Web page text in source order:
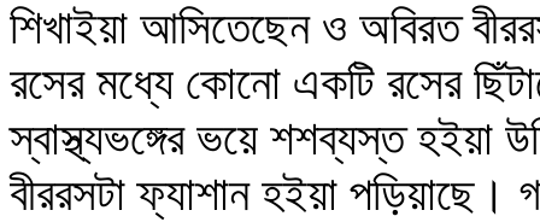
শিখাইয়া আসিতেছেন ও অবিরত
রসের মধ্যে কোনো একটি রসের
স্বাস্থ্যভঙ্গের ভয়ে শশব্যস্ত হইয়া
বীররসটা ফ্যাশান হইয়া